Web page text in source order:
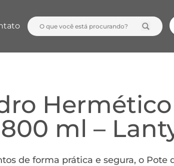
Hermético
ml –
de forma prática e segura, o Pote